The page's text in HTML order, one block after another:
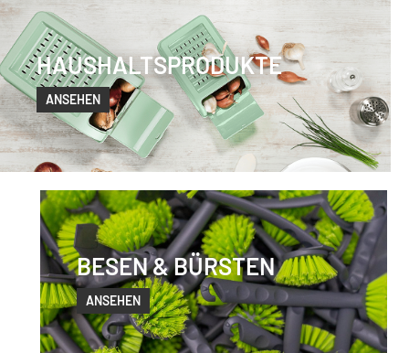
HAUSHALTSPRODUKTE
ANSEHEN
BESEN & BÜRSTEN
ANSEHEN